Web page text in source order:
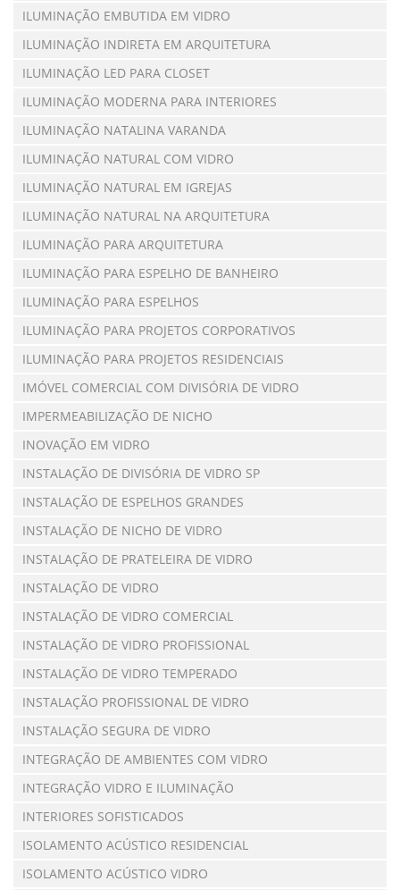
ILUMINAÇÃO EMBUTIDA EM VIDRO
ILUMINAÇÃO INDIRETA EM ARQUITETURA
ILUMINAÇÃO LED PARA CLOSET
ILUMINAÇÃO MODERNA PARA INTERIORES
ILUMINAÇÃO NATALINA VARANDA
ILUMINAÇÃO NATURAL COM VIDRO
ILUMINAÇÃO NATURAL EM IGREJAS
ILUMINAÇÃO NATURAL NA ARQUITETURA
ILUMINAÇÃO PARA ARQUITETURA
ILUMINAÇÃO PARA ESPELHO DE BANHEIRO
ILUMINAÇÃO PARA ESPELHOS
ILUMINAÇÃO PARA PROJETOS CORPORATIVOS
ILUMINAÇÃO PARA PROJETOS RESIDENCIAIS
IMÓVEL COMERCIAL COM DIVISÓRIA DE VIDRO
IMPERMEABILIZAÇÃO DE NICHO
INOVAÇÃO EM VIDRO
INSTALAÇÃO DE DIVISÓRIA DE VIDRO SP
INSTALAÇÃO DE ESPELHOS GRANDES
INSTALAÇÃO DE NICHO DE VIDRO
INSTALAÇÃO DE PRATELEIRA DE VIDRO
INSTALAÇÃO DE VIDRO
INSTALAÇÃO DE VIDRO COMERCIAL
INSTALAÇÃO DE VIDRO PROFISSIONAL
INSTALAÇÃO DE VIDRO TEMPERADO
INSTALAÇÃO PROFISSIONAL DE VIDRO
INSTALAÇÃO SEGURA DE VIDRO
INTEGRAÇÃO DE AMBIENTES COM VIDRO
INTEGRAÇÃO VIDRO E ILUMINAÇÃO
INTERIORES SOFISTICADOS
ISOLAMENTO ACÚSTICO RESIDENCIAL
ISOLAMENTO ACÚSTICO VIDRO